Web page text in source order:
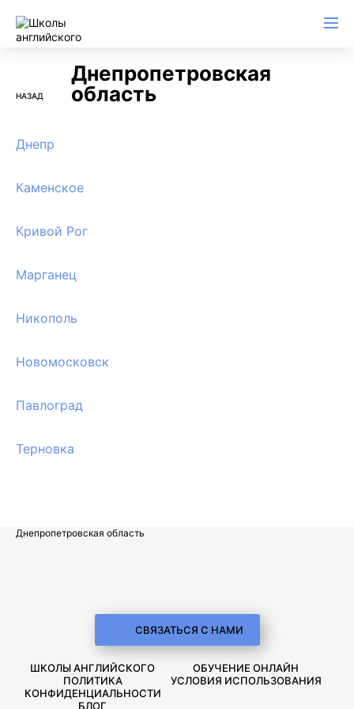
НАЗАД
Днепропетровская
область
Днепр
Каменское
Кривой Рог
Марганец
Никополь
Новомосковск
Павлоград
Терновка
Днепропетровская область
СВЯЗАТЬСЯ С НАМИ
ШКОЛЫ АНГЛИЙСКОГО
ОБУЧЕНИЕ ОНЛАЙН
ПОЛИТИКА
КОНФИДЕНЦИАЛЬНОСТИ
УСЛОВИЯ ИСПОЛЬЗОВАНИЯ
БЛОГ